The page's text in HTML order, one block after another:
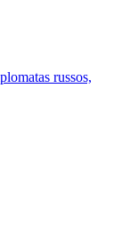
russos,